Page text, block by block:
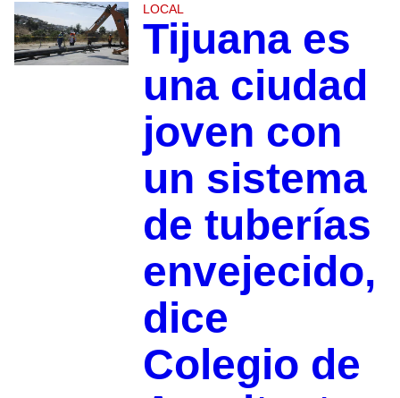
LOCAL
Tijuana es
una ciudad
joven con
un sistema
de tuberías
envejecido,
dice
Colegio de